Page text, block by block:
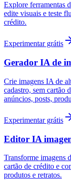
Explore ferramentas
edite visuais e teste
crédito.
Experimentar grátis
Gerador IA de
Crie imagens IA de
cadastro, sem cartão
anúncios, posts,
Experimentar grátis
Editor IA
Transforme imagens
cartão de crédito e
produtos e retratos.